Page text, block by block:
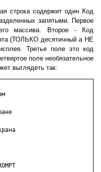
строка содержит один Код
запятыми. Первое
массива. Второе - Код
(ТОЛЬКО десятичный а НЕ
Третье поле это код
поле необязательное
выглядеть так: